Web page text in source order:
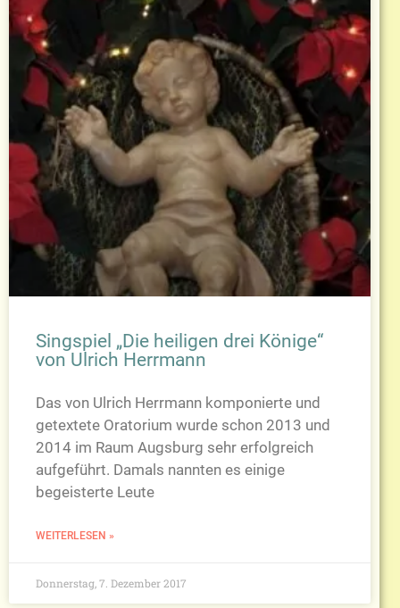
Singspiel „Die heiligen drei Könige“
von Ulrich Herrmann
Das von Ulrich Herrmann komponierte und
getextete Oratorium wurde schon 2013 und
2014 im Raum Augsburg sehr erfolgreich
aufgeführt. Damals nannten es einige
begeisterte Leute
WEITERLESEN »
Donnerstag, 7. Dezember 2017